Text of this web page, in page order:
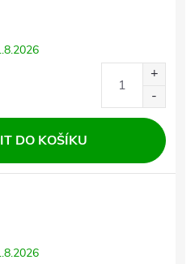
DO KOŠÍKU